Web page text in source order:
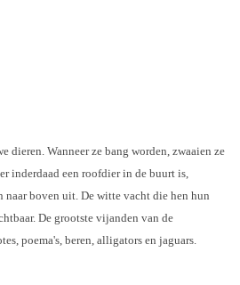
dieren. Wanneer ze bang worden, zwaaien ze
inderdaad een roofdier in de buurt is,
naar boven uit. De witte vacht die hen hun
De grootste vijanden van de
poema's, beren, alligators en jaguars.